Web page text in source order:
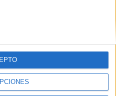
por registrarte te daremos
con 100 consejos para tu